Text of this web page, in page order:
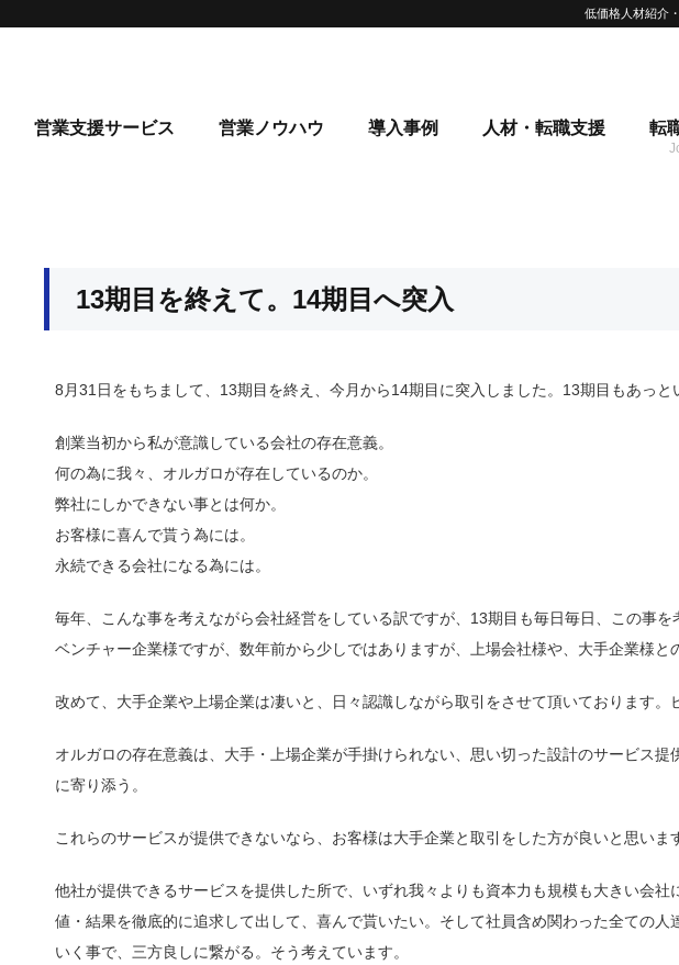
低価格人材紹介
営業支援サービス 営業ノウハウ 導入事例 人材・転職支援 転
13期目を終えて。14期目へ突入
8月31日をもちまして、13期目を終え、今月から14期目に突入しました。13期目もあっと
創業当初から私が意識している会社の存在意義。
何の為に我々、オルガロが存在しているのか。
弊社にしかできない事とは何か。
お客様に喜んで貰う為には。
永続できる会社になる為には。
毎年、こんな事を考えながら会社経営をしている訳ですが、13期目も毎日毎日、この事
ベンチャー企業様ですが、数年前から少しではありますが、上場会社様や、大手企業様と
改めて、大手企業や上場企業は凄いと、日々認識しながら取引をさせて頂いております。
オルガロの存在意義は、大手・上場企業が手掛けられない、思い切った設計のサービス
に寄り添う。
これらのサービスが提供できないなら、お客様は大手企業と取引をした方が良いと思いま
他社が提供できるサービスを提供した所で、いずれ我々よりも資本力も規模も大きい会
値・結果を徹底的に追求して出して、喜んで貰いたい。そして社員含め関わった全ての
いく事で、三方良しに繋がる。そう考えています。